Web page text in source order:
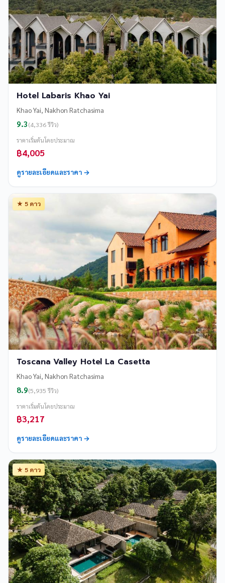
Hotel Labaris Khao Yai
Khao Yai, Nakhon Ratchasima
9.3(4,336 รีวิว)
ราคาเริ่มต้นโดยประมาณ
฿4,005
ดูรายละเอียดและราคา →
★ 5 ดาว
Toscana Valley Hotel La Casetta
Khao Yai, Nakhon Ratchasima
8.9(5,935 รีวิว)
ราคาเริ่มต้นโดยประมาณ
฿3,217
ดูรายละเอียดและราคา →
★ 5 ดาว